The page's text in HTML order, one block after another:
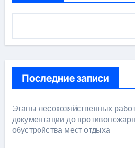
Последние записи
Этапы лесохозяйственных
документации до
обустройства мест отдыха